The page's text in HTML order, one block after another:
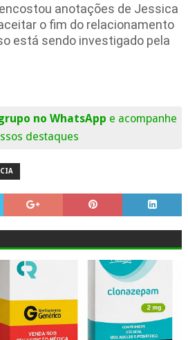
anotações de Jessica
o fim do relacionamento
está sendo investigado pela
no WhatsApp e acompanhe
destaques